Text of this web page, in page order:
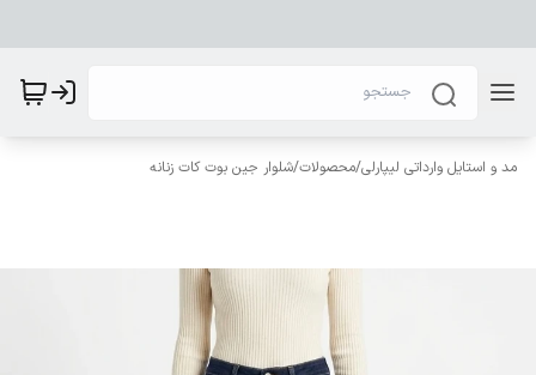
مد و استایل وارداتی لیپارلی/محصولات/شلوار جین بوت کات زنانه